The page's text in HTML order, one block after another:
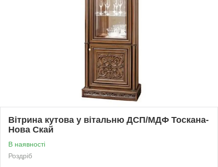
Вітрина кутова у вітальню ДСП/МДФ Тоскана-
Нова Скай
В наявності
Роздріб